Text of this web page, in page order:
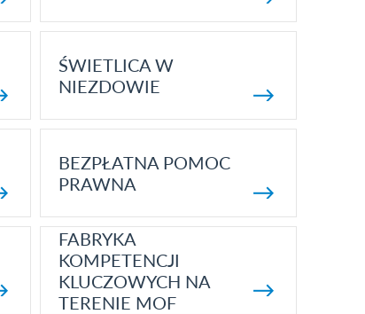
ŚWIETLICA W
NIEZDOWIE
BEZPŁATNA POMOC
PRAWNA
FABRYKA
KOMPETENCJI
KLUCZOWYCH NA
TERENIE MOF